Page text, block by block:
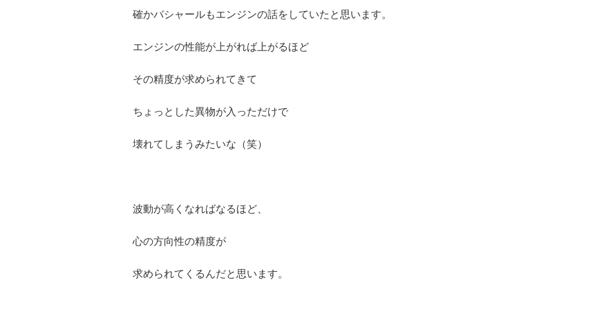
確かバシャールもエンジンの話をしていたと思います。
エンジンの性能が上がれば上がるほど
その精度が求められてきて
ちょっとした異物が入っただけで
壊れてしまうみたいな（笑）
波動が高くなればなるほど、
心の方向性の精度が
求められてくるんだと思います。